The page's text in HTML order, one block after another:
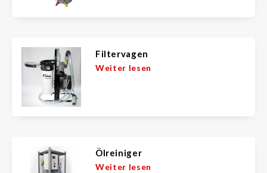
Filtervagen
Weiter lesen
Ölreiniger
Weiter lesen